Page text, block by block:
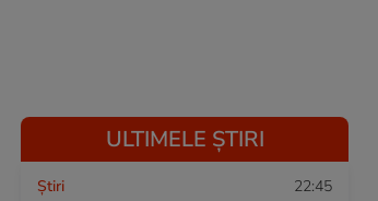
ULTIMELE ȘTIRI
Ştiri 22:45